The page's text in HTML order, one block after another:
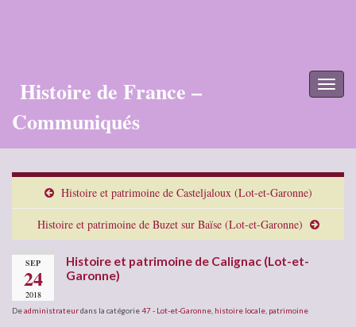
Histoire de France –
Communiqués
Histoire et patrimoine de Casteljaloux (Lot-et-Garonne)
Histoire et patrimoine de Buzet sur Baïse (Lot-et-Garonne)
SEP
24
2018
Histoire et patrimoine de Calignac (Lot-et-
Garonne)
Deadministrateurdans la catégorie47 - Lot-et-Garonne histoire locale patrimoine